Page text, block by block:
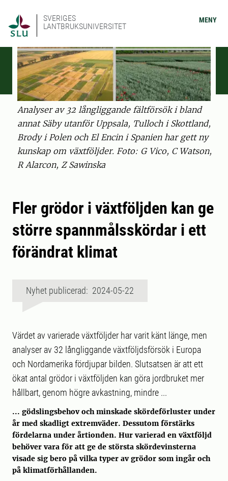
SVERIGES
LANTBRUKSUNIVERSITET
MENY
Analyser av 32 långliggande fältförsök i bland
annat Säby utanför Uppsala, Tulloch i Skottland,
Brody i Polen och El Encin i Spanien har gett ny
kunskap om växtföljder. Foto: G Vico, C Watson,
R Alarcon, Z Sawinska
Fler grödor i växtföljden kan ge
större spannmålsskördar i ett
förändrat klimat
Nyhet publicerad: 2024-05-22
Värdet av varierade växtföljder har varit känt länge, men
analyser av 32 långliggande växtföljdsförsök i Europa
och Nordamerika fördjupar bilden. Slutsatsen är att ett
ökat antal grödor i växtföljden kan göra jordbruket mer
hållbart, genom högre avkastning, mindre ...
... gödslingsbehov och minskade skördeförluster under
år med skadligt extremväder. Dessutom förstärks
fördelarna under årtionden. Hur varierad en växtföljd
behöver vara för att ge de största skördevinsterna
visade sig bero på vilka typer av grödor som ingår och
på klimatförhållanden.